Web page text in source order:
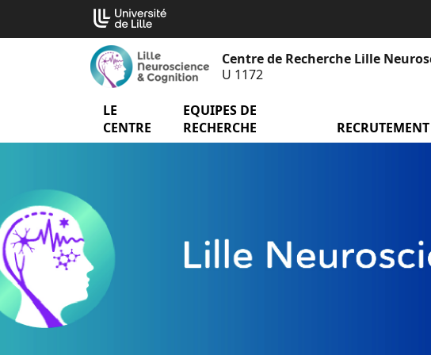
contenu
Centre de Recherche Lille
U 1172
LE
CENTRE
menu Le Centre
EQUIPES DE
RECHERCHE
menu Equipes
RECRUTEMENT
Cookies management panel